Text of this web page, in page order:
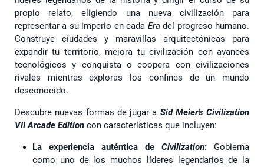
propio relato, eligiendo una nueva civilización para
representar a su imperio en cada Eradel progreso humano.
Construye ciudades y maravillas arquitectónicas para
expandir tu territorio, mejora tu civilización con avances
tecnológicos y conquista o coopera con civilizaciones
rivales mientras exploras los confines de un mundo
desconocido.
Descubre nuevas formas de jugar a Sid Meier's Civilization
VII Arcade Edition con características que incluyen:
La experiencia auténtica de Civilization: Gobierna
como uno de los muchos líderes legendarios de la